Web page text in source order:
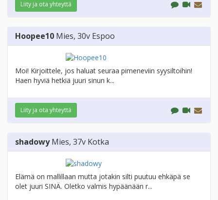
Liity ja ota yhteyttä
Hoopee10 Mies, 30v Espoo
Moi! Kirjoittele, jos haluat seuraa pimeneviin syysiltoihin!
Haen hyviä hetkiä juuri sinun k...
Liity ja ota yhteyttä
shadowy Mies, 37v Kotka
Elämä on mallillaan mutta jotakin silti puutuu ehkäpä se
olet juuri SINÄ. Oletko valmis hypäänään r...